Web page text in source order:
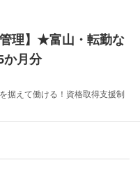
管理】★富山・転勤な
か月分
据えて働ける！資格取得支援制